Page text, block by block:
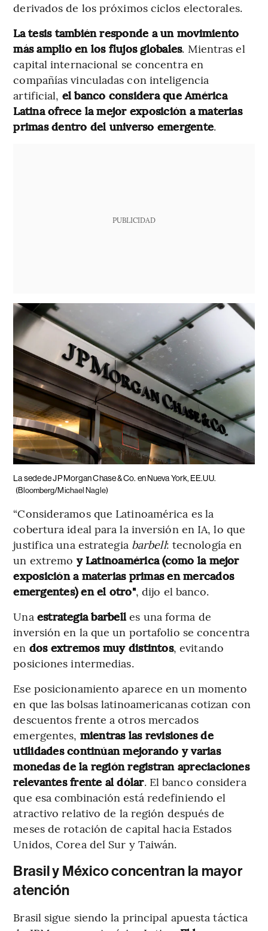
derivados de los próximos ciclos electorales.
La tesis también responde a un movimiento
más amplio en los flujos globales. Mientras el
capital internacional se concentra en
compañías vinculadas con inteligencia
artificial, el banco considera que América
Latina ofrece la mejor exposición a materias
primas dentro del universo emergente.
PUBLICIDAD
La sede de JP Morgan Chase & Co. en Nueva York, EE.UU.
(Bloomberg/Michael Nagle)
“Consideramos que Latinoamérica es la
cobertura ideal para la inversión en IA, lo que
justifica una estrategia barbell: tecnología en
un extremo y Latinoamérica (como la mejor
exposición a materias primas en mercados
emergentes) en el otro", dijo el banco.
Una estrategia barbell es una forma de
inversión en la que un portafolio se concentra
en dos extremos muy distintos, evitando
posiciones intermedias.
Ese posicionamiento aparece en un momento
en que las bolsas latinoamericanas cotizan con
descuentos frente a otros mercados
emergentes, mientras las revisiones de
utilidades continúan mejorando y varias
monedas de la región registran apreciaciones
relevantes frente al dólar. El banco considera
que esa combinación está redefiniendo el
atractivo relativo de la región después de
meses de rotación de capital hacia Estados
Unidos, Corea del Sur y Taiwán.
Brasil y México concentran la mayor
atención
Brasil sigue siendo la principal apuesta táctica